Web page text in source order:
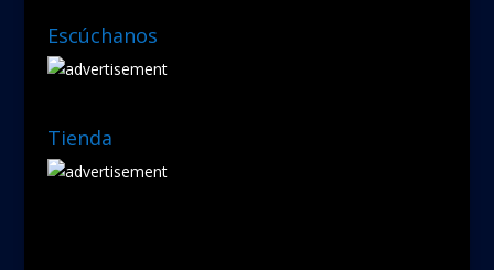
Escúchanos
Tienda